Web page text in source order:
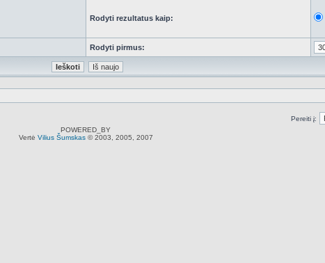
Rodyti rezultatus kaip:
Rodyti pirmus:
Pereiti į:
POWERED_BY
Vertė Vilius Šumskas© 2003, 2005, 2007